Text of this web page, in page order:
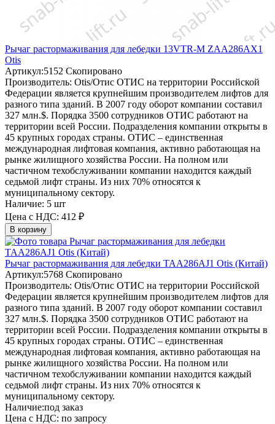
Рычаг растормаживания для лебедки 13VTR-M ZAA286AX1
Otis
Артикул:5152 Скопировано
Производитель: Otis/Отис ОТИС на территории Российской
Федерации является крупнейшим производителем лифтов для
разного типа зданий. В 2007 году оборот компании составил
327 млн.$. Порядка 3500 сотрудников ОТИС работают на
территории всей России. Подразделения компании открыты в
45 крупных городах страны. ОТИС – единственная
международная лифтовая компания, активно работающая на
рынке жилищного хозяйства России. На полном или
частичном техобслуживании компании находится каждый
седьмой лифт страны. Из них 70% относятся к
муниципальному сектору.
Наличие: 5 шт
Цена с НДС: 412 ₽
В корзину
Рычаг растормаживания для лебедки TAA286AJ1 Otis (Китай)
Артикул:5768 Скопировано
Производитель: Otis/Отис ОТИС на территории Российской
Федерации является крупнейшим производителем лифтов для
разного типа зданий. В 2007 году оборот компании составил
327 млн.$. Порядка 3500 сотрудников ОТИС работают на
территории всей России. Подразделения компании открыты в
45 крупных городах страны. ОТИС – единственная
международная лифтовая компания, активно работающая на
рынке жилищного хозяйства России. На полном или
частичном техобслуживании компании находится каждый
седьмой лифт страны. Из них 70% относятся к
муниципальному сектору.
Наличие:под заказ
Цена с НДС: по запросу